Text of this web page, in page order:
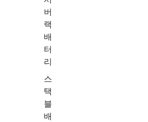
버
랙
배
터
리
스
택
블
배